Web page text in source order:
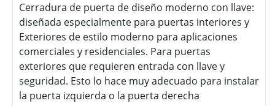
Cerradura de puerta de diseño moderno con llave:
diseñada especialmente para puertas interiores y
Exteriores de estilo moderno para aplicaciones
comerciales y residenciales. Para puertas
exteriores que requieren entrada con llave y
seguridad. Esto lo hace muy adecuado para instalar
la puerta izquierda o la puerta derecha